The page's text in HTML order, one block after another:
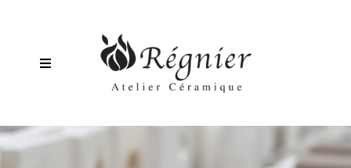
Toggle
Découvrir